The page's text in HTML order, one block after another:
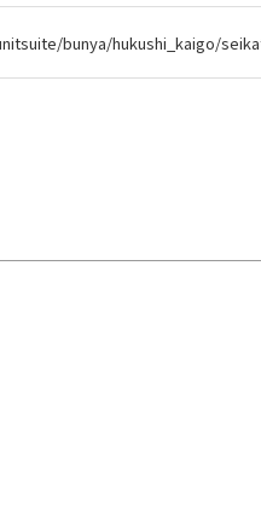
bunya/hukushi_kaigo/